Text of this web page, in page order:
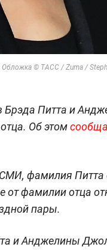
© ТАСС / Zuma /
Брэда Питта и
Об этом
фамилия Питта
от фамилии отца
пары.
и Анджелины